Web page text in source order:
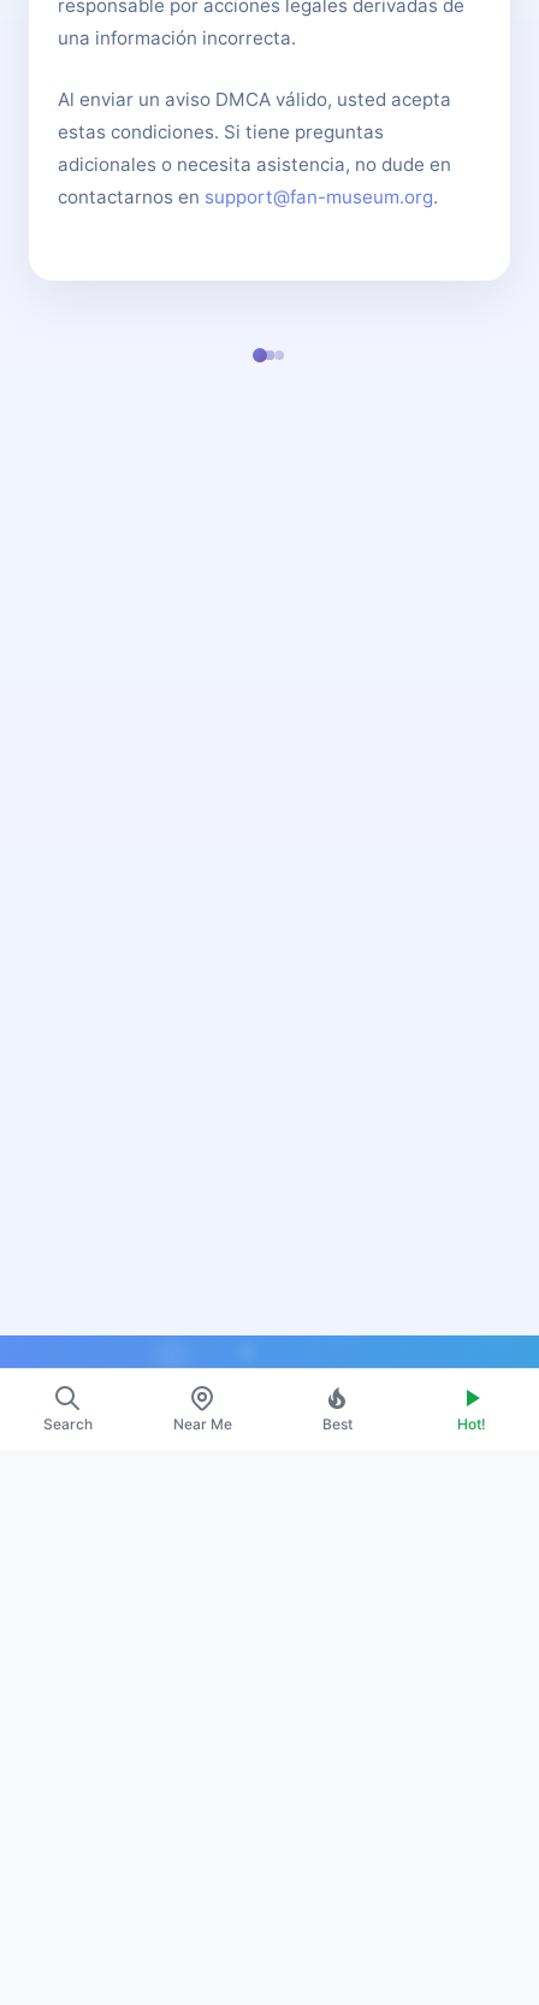
responsable por acciones legales derivadas de
una información incorrecta.
Al enviar un aviso DMCA válido, usted acepta
estas condiciones. Si tiene preguntas
adicionales o necesita asistencia, no dude en
contactarnos en support@fan-museum.org.
Search Near Me Best Hot!